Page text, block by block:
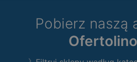
Pobierz naszą